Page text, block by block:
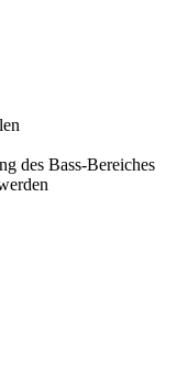
des Bass-Bereiches